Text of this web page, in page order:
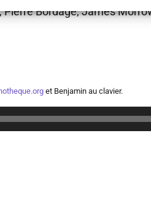
Bordage, James
et Benjamin au clavier.